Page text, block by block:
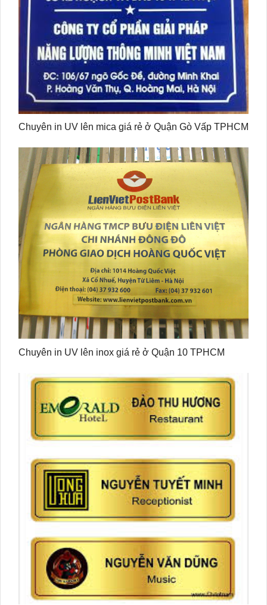
Chuyên in UV lên mica giá rẻ ở Quận Gò Vấp TPHCM
Chuyên in UV lên inox giá rẻ ở Quận 10 TPHCM